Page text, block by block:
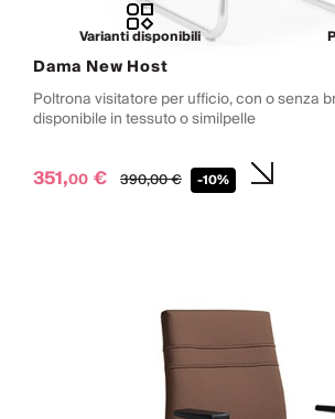
Varianti disponibili
Dama New Host
Poltrona visitatore per ufficio, con o senza
disponibile in tessuto o similpelle
351,00 € 390,00€ -10%